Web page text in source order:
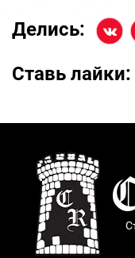
Делись:
Ставь лайки: